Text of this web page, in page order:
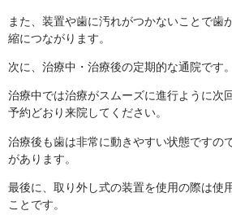
また、装置や歯に汚れがつかないことで歯
縮につながります。
次に、治療中・治療後の定期的な通院です。
治療中では治療がスムーズに進行ように次
予約どおり来院してください。
治療後も歯は非常に動きやすい状態ですの
があります。
最後に、取り外し式の装置を使用の際は使
ことです。